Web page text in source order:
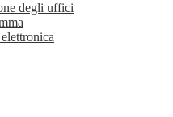
degli uffici